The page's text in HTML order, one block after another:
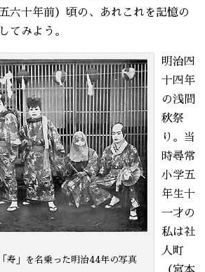
六十年前）頃の、あれこれを記憶の
てみよう。
寿」を名乗った明治44年の写真
明治四
十四年
の浅間
秋祭
り。当
時尋常
小学五
年生十
一才の
私は社
人町